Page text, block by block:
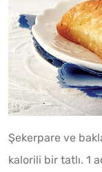
Şekerpare ve
kalorili bir tatlı. 1